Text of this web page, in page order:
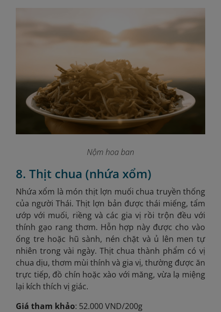
Nộm hoa ban
8. Thịt chua (nhứa xổm)
Nhứa xổm là món thịt lợn muối chua truyền thống
của người Thái. Thịt lợn bản được thái miếng, tẩm
ướp với muối, riềng và các gia vị rồi trộn đều với
thính gạo rang thơm. Hỗn hợp này được cho vào
ống tre hoặc hũ sành, nén chặt và ủ lên men tự
nhiên trong vài ngày. Thịt chua thành phẩm có vị
chua dịu, thơm mùi thính và gia vị, thường được ăn
trực tiếp, đồ chín hoặc xào với măng, vừa lạ miệng
lại kích thích vị giác.
Giá tham khảo: 52.000 VND/200g